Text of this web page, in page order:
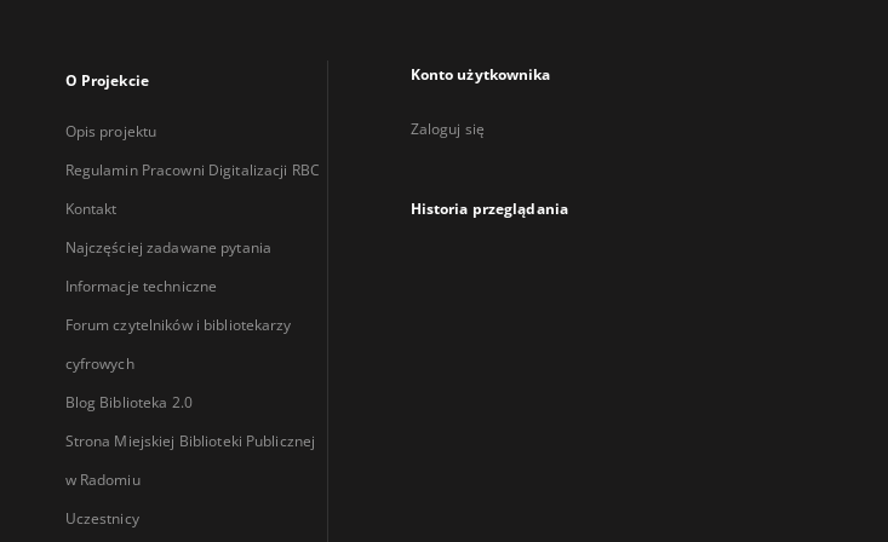
O Projekcie
Opis projektu
Regulamin Pracowni Digitalizacji RBC
Kontakt
Najczęściej zadawane pytania
Informacje techniczne
Forum czytelników i bibliotekarzy
cyfrowych
Blog Biblioteka 2.0
Strona Miejskiej Biblioteki Publicznej
w Radomiu
Uczestnicy
Konto użytkownika
Zaloguj się
Historia przeglądania